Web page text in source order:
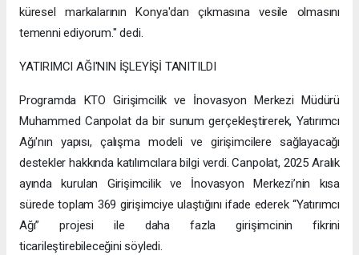
küresel markalarının Konya'dan çıkmasına vesile olmasını
temenni ediyorum." dedi.
YATIRIMCI AĞI'NIN İŞLEYİŞİ TANITILDI
Programda KTO Girişimcilik ve İnovasyon Merkezi Müdürü
Muhammed Canpolat da bir sunum gerçekleştirerek, Yatırımcı
Ağı'nın yapısı, çalışma modeli ve girişimcilere sağlayacağı
destekler hakkında katılımcılara bilgi verdi. Canpolat, 2025 Aralık
ayında kurulan Girişimcilik ve İnovasyon Merkezi’nin kısa
sürede toplam 369 girişimciye ulaştığını ifade ederek “Yatırımcı
Ağı” projesi ile daha fazla girişimcinin fikrini
ticarileştirebileceğini söyledi.